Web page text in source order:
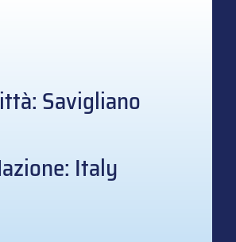
Savigliano
Italy